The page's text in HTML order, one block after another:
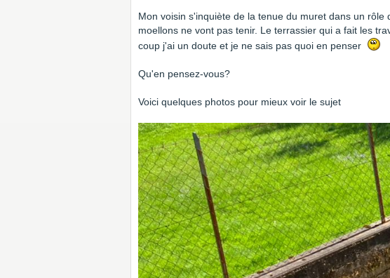
Mon voisin s'inquiète de la tenue du muret dans un
moellons ne vont pas tenir. Le terrassier qui a fait les
coup j'ai un doute et je ne sais pas quoi en penser
Qu'en pensez-vous?
Voici quelques photos pour mieux voir le sujet